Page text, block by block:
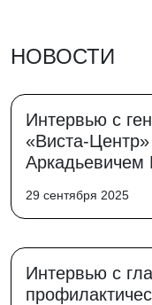
НОВОСТИ
Интервью с
«Виста-
Аркадьевичем
29 сентября 2025
Интервью с